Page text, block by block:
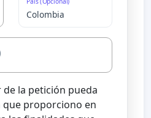
la petición pueda
proporciono en